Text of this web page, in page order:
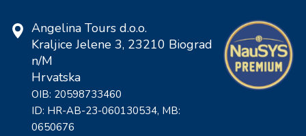
Angelina Tours d.o.o.
Kraljice Jelene 3, 23210 Biograd
n/M
Hrvatska
OIB: 20598733460
ID: HR-AB-23-060130534, MB:
0650676